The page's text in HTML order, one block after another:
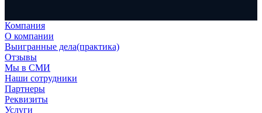
Компания
О компании
Выигранные дела(практика)
Отзывы
Мы в СМИ
Наши сотрудники
Партнеры
Реквизиты
Услуги